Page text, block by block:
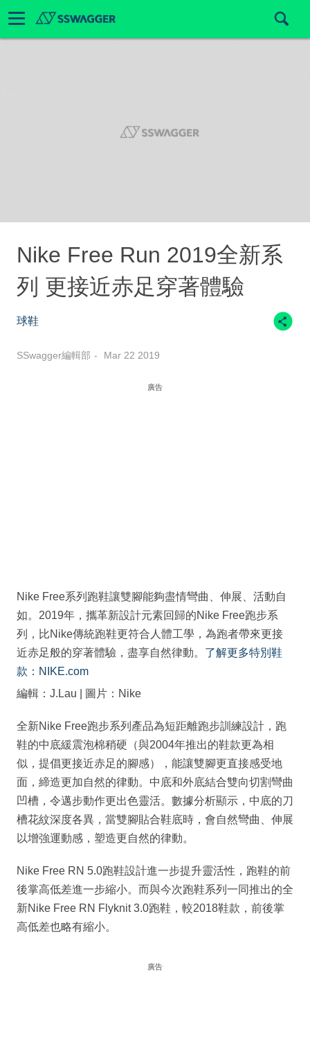
Nike Free Run 2019全新系
列 更接近赤足穿著體驗
球鞋
SSwagger編輯部 Mar 22 2019
廣告
Nike Free系列跑鞋讓雙腳能夠盡情彎曲、伸展、活動自
如。2019年，攜革新設計元素回歸的Nike Free跑步系
列，比Nike傳統跑鞋更符合人體工學，為跑者帶來更接
近赤足般的穿著體驗，盡享自然律動。 了解更多特別鞋
款：NIKE.com
編輯：J.Lau | 圖片：Nike
全新Nike Free跑步系列產品為短距離跑步訓練設計，跑
鞋的中底緩震泡棉稍硬（與2004年推出的鞋款更為相
似，提倡更接近赤足的腳感），能讓雙腳更直接感受地
面，締造更加自然的律動。中底和外底結合雙向切割彎曲
凹槽，令邁步動作更出色靈活。數據分析顯示，中底的刀
槽花紋深度各異，當雙腳貼合鞋底時，會自然彎曲、伸展
以增強運動感，塑造更自然的律動。
Nike Free RN 5.0跑鞋設計進一步提升靈活性，跑鞋的前
後掌高低差進一步縮小。而與今次跑鞋系列一同推出的全
新Nike Free RN Flyknit 3.0跑鞋，較2018鞋款，前後掌
高低差也略有縮小。
廣告